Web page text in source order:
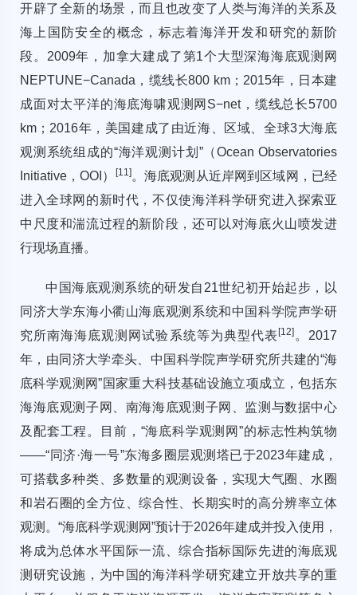
开辟了全新的场景，而且也改变了人类与海洋的关系及
海上国防安全的概念，标志着海洋开发和研究的新阶
段。2009年，加拿大建成了第1个大型深海海底观测网
NEPTUNE−Canada，缆线长800 km；2015年，日本建
成面对太平洋的海底海啸观测网S−net，缆线总长5700
km；2016年，美国建成了由近海、区域、全球3大海底
观测系统组成的“海洋观测计划”（Ocean Observatories
Initiative，OOI）
[11 ]。海底观测从近岸网到区域网，已经
进入全球网的新时代，不仅使海洋科学研究进入探索亚
中尺度和湍流过程的新阶段，还可以对海底火山喷发进
行现场直播。
中国海底观测系统的研发自21世纪初开始起步，以
同济大学东海小衢山海底观测系统和中国科学院声学研
究所南海海底观测网试验系统等为典型代表[12]。2017
年，由同济大学牵头、中国科学院声学研究所共建的“海
底科学观测网”国家重大科技基础设施立项成立，包括东
海海底观测子网、南海海底观测子网、监测与数据中心
及配套工程。目前，“海底科学观测网”的标志性构筑物
——“同济·海一号”东海多圈层观测塔已于2023年建成，
可搭载多种类、多数量的观测设备，实现大气圈、水圈
和岩石圈的全方位、综合性、长期实时的高分辨率立体
观测。“海底科学观测网”预计于2026年建成并投入使用，
将成为总体水平国际一流、综合指标国际先进的海底观
测研究设施，为中国的海洋科学研究建立开放共享的重